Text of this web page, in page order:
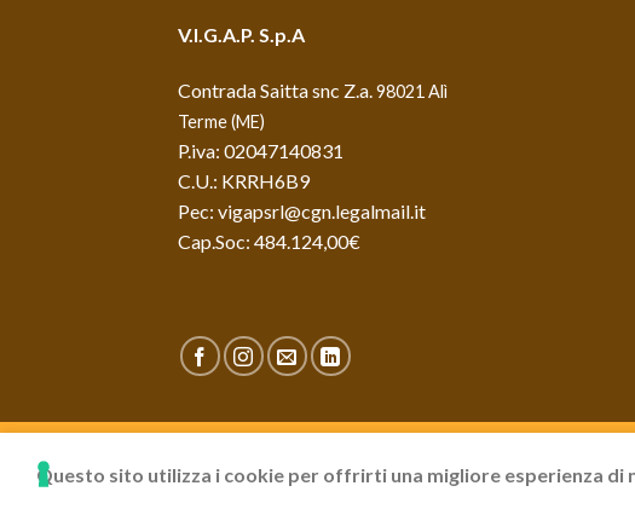
V.I.G.A.P. S.p.A
Contrada Saitta snc Z.a.98021 Alì
Terme (ME)
P.iva: 02047140831
C.U.: KRRH6B9
Pec: vigapsrl@cgn.legalmail.it
Cap.Soc: 484.124,00€
Copyright 2026 ©Vigap s.p.a.
Questo sito utilizza i cookie per offrirti una migliore esperienza di